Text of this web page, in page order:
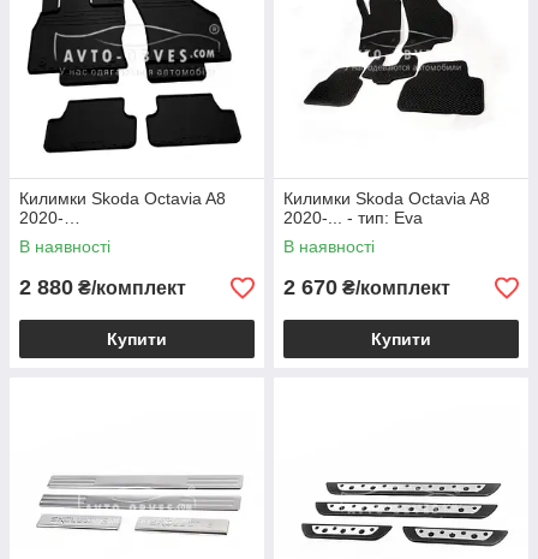
Килимки Skoda Octavia A8
2020-…
В наявності
2 880 ₴/комплект
Купити
Килимки Skoda Octavia A8
2020-... - тип: Eva
В наявності
2 670 ₴/комплект
Купити